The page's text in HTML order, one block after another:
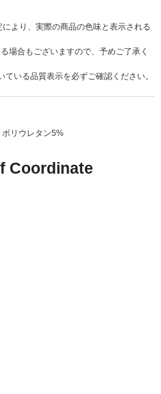
より、実際の商品の色味と表示される
場合もございますので、予めご了承く
いる品質表示を必ずご確認ください。
リウレタン5%
Coordinate